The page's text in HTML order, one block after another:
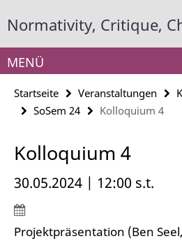
direkt
Inhalt
Normativity, Critique,
Service-
Navigation
MENÜ
Startseite Veranstaltungen
SoSem 24
Kolloquium 4
Kolloquium 4
30.05.2024 | 12:00 s.t.
Projektpräsentation (Ben